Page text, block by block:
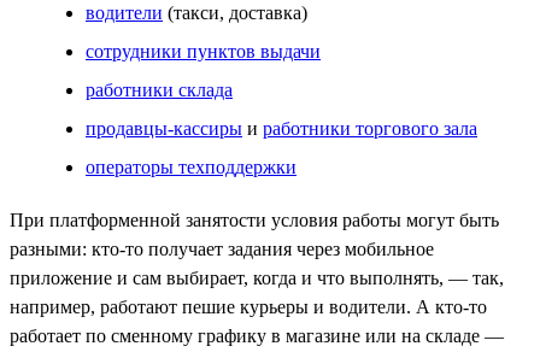
водители (такси, доставка)
сотрудники пунктов выдачи
работники склада
продавцы-кассиры и работники торгового зала
операторы техподдержки
При платформенной занятости условия работы могут быть
разными: кто-то получает задания через мобильное
приложение и сам выбирает, когда и что выполнять, — так,
например, работают пешие курьеры и водители. А кто-то
работает по сменному графику в магазине или на складе —